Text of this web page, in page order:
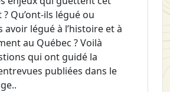
Qu’ont-ils légué ou
avoir légué à l’histoire et à
au Québec ? Voilà
qui ont guidé la
publiées dans le